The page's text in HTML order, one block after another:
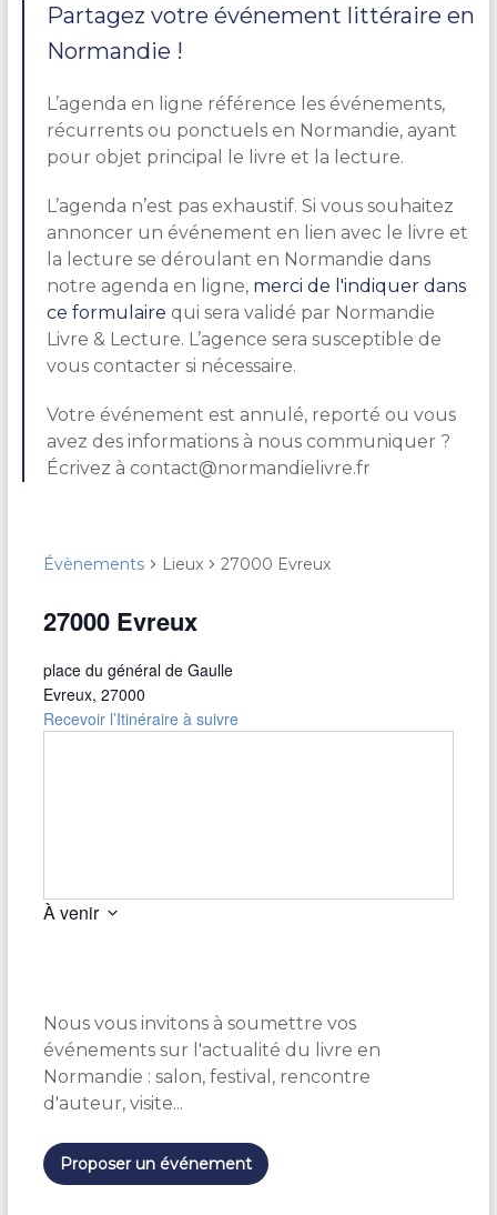
Partagez votre événement littéraire en
Normandie !
L’agenda en ligne référence les événements,
récurrents ou ponctuels en Normandie, ayant
pour objet principal le livre et la lecture.
L’agenda n’est pas exhaustif. Si vous souhaitez
annoncer un événement en lien avec le livre et
la lecture se déroulant en Normandie dans
notre agenda en ligne, merci de l'indiquer dans
ce formulaire qui sera validé par Normandie
Livre & Lecture. L’agence sera susceptible de
vous contacter si nécessaire.
Votre événement est annulé, reporté ou vous
avez des informations à nous communiquer ?
Écrivez à contact@normandielivre.fr
Évènements Lieux 27000 Evreux
27000 Evreux
place du général de Gaulle
Evreux, 27000
Recevoir l’Itinéraire à suivre
À venir
c
t
i
o
n
e
z
Nous vous invitons à soumettre vos
événements sur l'actualité du livre en
Normandie : salon, festival, rencontre
d'auteur, visite...
Proposer un événement